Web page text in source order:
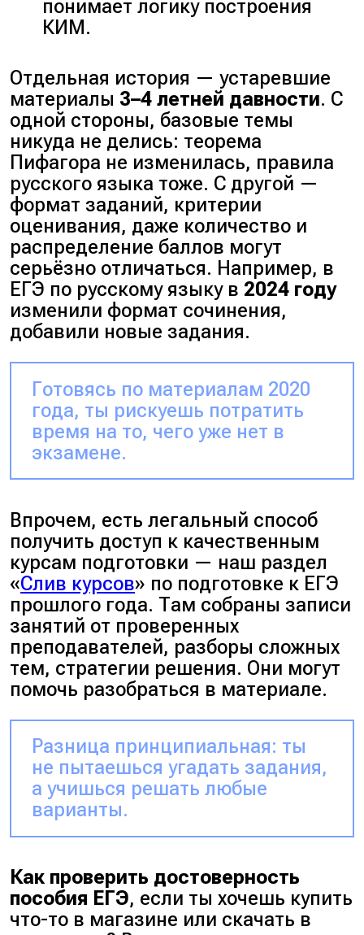
понимает логику построения
КИМ.
Отдельная история — устаревшие
материалы 3–4 летней давности. С
одной стороны, базовые темы
никуда не делись: теорема
Пифагора не изменилась, правила
русского языка тоже. С другой —
формат заданий, критерии
оценивания, даже количество и
распределение баллов могут
серьёзно отличаться. Например, в
ЕГЭ по русскому языку в 2024 году
изменили формат сочинения,
добавили новые задания.
Готовясь по материалам 2020
года, ты рискуешь потратить
время на то, чего уже нет в
экзамене.
Впрочем, есть легальный способ
получить доступ к качественным
курсам подготовки — наш раздел
«Слив курсов» по подготовке к ЕГЭ
прошлого года. Там собраны записи
занятий от проверенных
преподавателей, разборы сложных
тем, стратегии решения. Они могут
помочь разобраться в материале.
Разница принципиальная: ты
не пытаешься угадать задания,
а учишься решать любые
варианты.
Как проверить достоверность
пособия ЕГЭ, если ты хочешь купить
что-то в магазине или скачать в